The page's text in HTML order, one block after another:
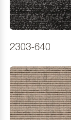
2303-640